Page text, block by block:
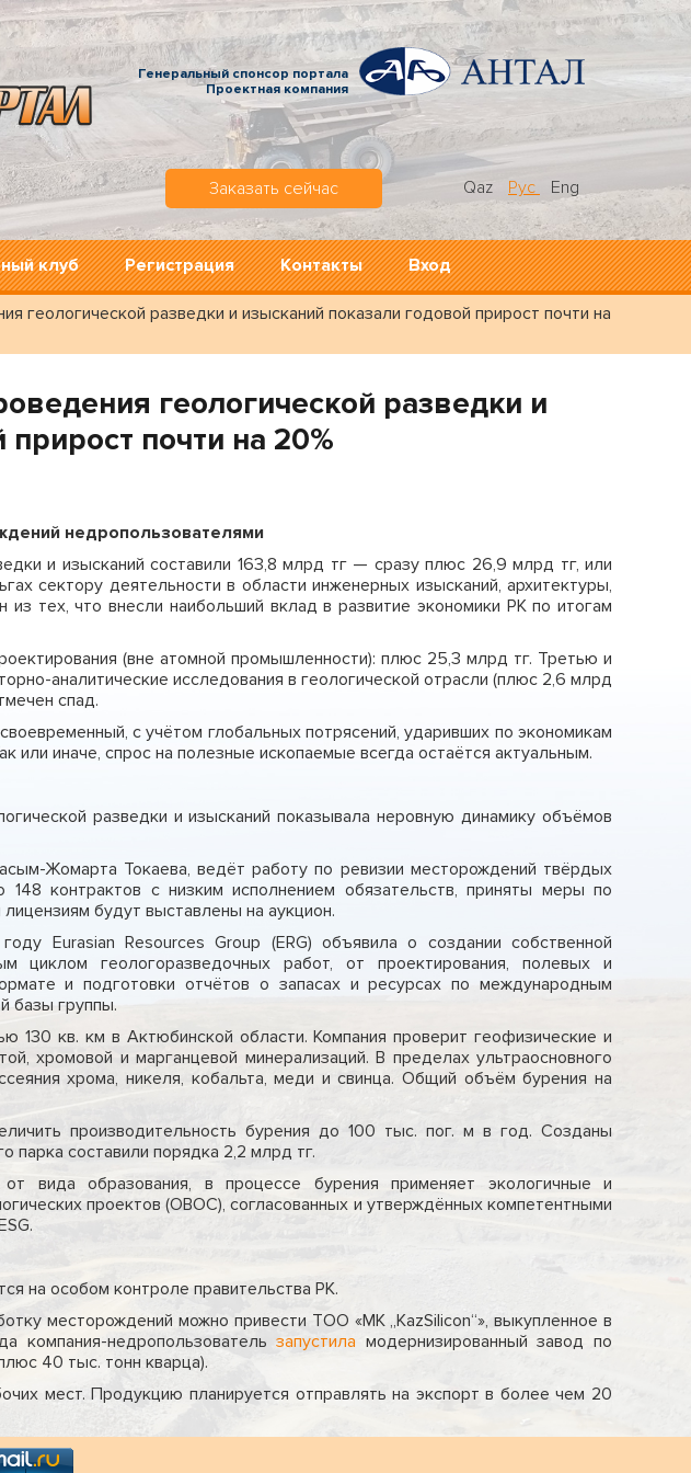
Генеральный спонсор портала
Проектная компания
Заказать сейчас Qaz Рус Eng
клуб Регистрация Контакты Вход
геологической разведки и изысканий показали годовой прирост почти на
геологической разведки и
почти на 20%
недропользователями
и изысканий составили 163,8 млрд тг — сразу плюс 26,9 млрд тг, или
сектору деятельности в области инженерных изысканий, архитектуры,
тех, что внесли наибольший вклад в развитие экономики РК по итогам
(вне атомной промышленности): плюс 25,3 млрд тг. Третью и
аналитические исследования в геологической отрасли (плюс 2,6 млрд
спад.
с учётом глобальных потрясений, ударивших по экономикам
или иначе, спрос на полезные ископаемые всегда остаётся актуальным.
разведки и изысканий показывала неровную динамику объёмов
Жомарта Токаева, ведёт работу по ревизии месторождений твёрдых
контрактов с низким исполнением обязательств, приняты меры по
будут выставлены на аукцион.
Eurasian Resources Group (ERG) объявила о создании собственной
циклом геологоразведочных работ, от проектирования, полевых и
и подготовки отчётов о запасах и ресурсах по международным
базы группы.
кв. км в Актюбинской области. Компания проверит геофизические и
хромовой и марганцевой минерализаций. В пределах ультраосновного
хрома, никеля, кобальта, меди и свинца. Общий объём бурения на
производительность бурения до 100 тыс. пог. м в год. Созданы
парка составили порядка 2,2 млрд тг.
вида образования, в процессе бурения применяет экологичные и
проектов (ОВОС), согласованных и утверждённых компетентными
на особом контроле правительства РК.
месторождений можно привести ТОО «МК „KazSilicon“», выкупленное в
компания-недропользовательзапустила модернизированный завод по
40 тыс. тонн кварца).
мест. Продукцию планируется отправлять на экспорт в более чем 20